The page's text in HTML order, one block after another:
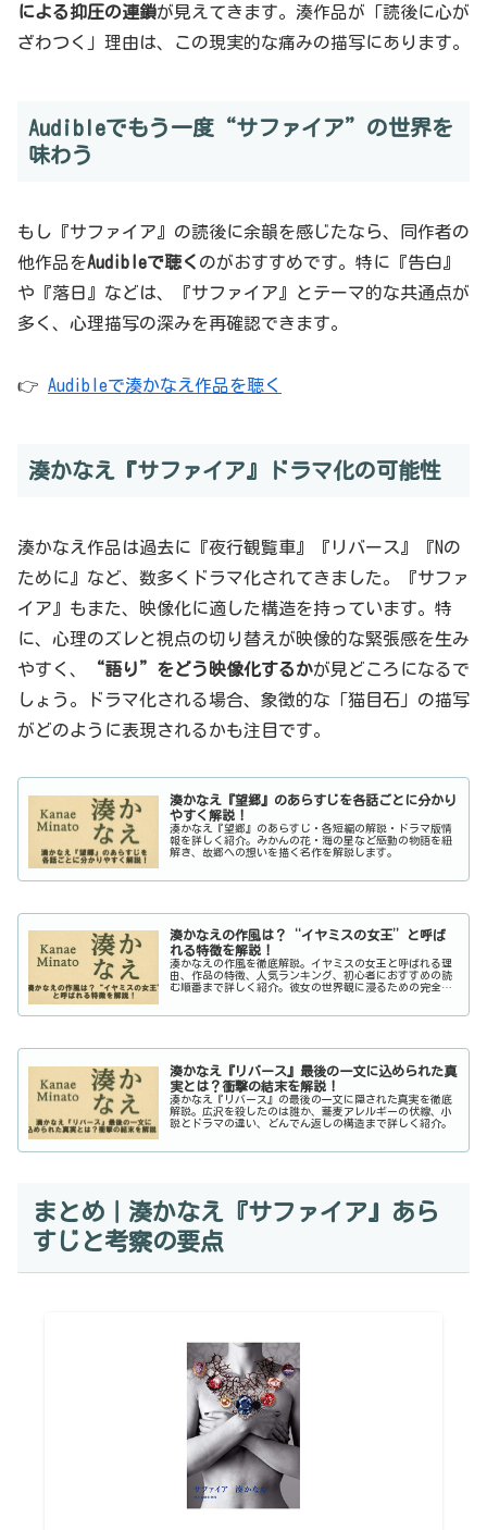
による抑圧の連鎖が見えてきます。湊作品が「読後に心が
ざわつく」理由は、この現実的な痛みの描写にあります。
Audibleでもう一度“サファイア”の世界を
味わう
もし『サファイア』の読後に余韻を感じたなら、同作者の
他作品をAudibleで聴く のがおすすめです。特に『告白』
や『落日』などは、『サファイア』とテーマ的な共通点が
多く、心理描写の深みを再確認できます。
👉 Audibleで湊かなえ作品を聴く
湊かなえ『サファイア』ドラマ化の可能性
湊かなえ作品は過去に『夜行観覧車』『リバース』『Nの
ために』など、数多くドラマ化されてきました。『サファ
イア』もまた、映像化に適した構造を持っています。特
に、心理のズレと視点の切り替えが映像的な緊張感を生み
やすく、
“語り”をどう映像化するかが見どころになるで
しょう。ドラマ化される場合、象徴的な「猫目石」の描写
がどのように表現されるかも注目です。
湊かなえ『望郷』のあらすじを各話ごとに分かり
やすく解説！
湊かなえ『望郷』のあらすじ・各短編の解説・ドラマ版情
報を詳しく紹介。みかんの花・海の星など感動の物語を紐
解き、故郷への想いを描く名作を解説します。
湊かなえの作風は？“イヤミスの女王”と呼ば
れる特徴を解説！
湊かなえの作風を徹底解説。イヤミスの女王と呼ばれる理
由、作品の特徴、人気ランキング、初心者におすすめの読
む順番まで詳しく紹介。彼女の世界観に浸るための完全ガ
湊かなえ『リバース』最後の一文に込められた真
実とは？衝撃の結末を解説！
湊かなえ『リバース』の最後の一文に隠された真実を徹底
解説。広沢を殺したのは誰か、蕎麦アレルギーの伏線、小
説とドラマの違い、どんでん返しの構造まで詳しく紹介。
まとめ｜湊かなえ『サファイア』あら
すじと考察の要点